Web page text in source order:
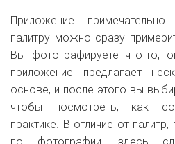
Приложение
палитру можно сразу
Вы фотографируете что-то,
приложение предлагает
основе, и после этого вы
чтобы посмотреть, как
практике. В отличие от
по фотографии, здесь